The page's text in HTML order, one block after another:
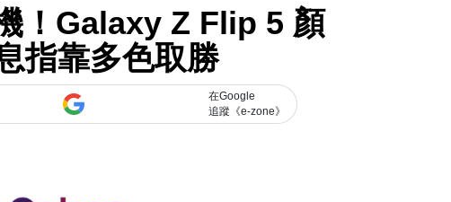
！Galaxy Z Flip 5 顏
指靠多色取勝
在Google
追蹤《e-zone》